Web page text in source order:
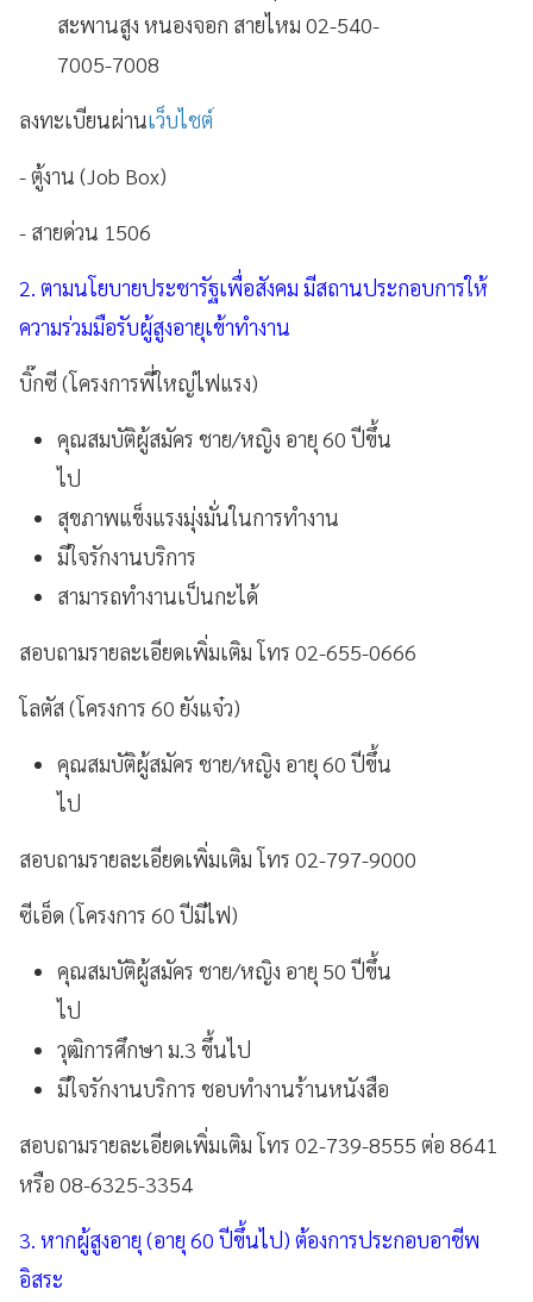
สะพานสูง หนองจอก สายไหม 02-540-
7005-7008
ลงทะเบียนผ่านเว็บไชต์
- ตู้งาน (Job Box)
- สายด่วน 1506
2. ตามนโยบายประชารัฐเพื่อสังคม มีสถานประกอบการให้
ความร่วมมือรับผู้สูงอายุเข้าทำงาน
บิ๊กซี (โครงการพี่ใหญ่ไฟแรง)
คุณสมบัติผู้สมัคร ชาย/หญิง อายุ 60 ปีขึ้น
ไป
สุขภาพแข็งแรงมุ่งมั่นในการทำงาน
มีใจรักงานบริการ
สามารถทำงานเป็นกะได้
สอบถามรายละเอียดเพิ่มเติม โทร 02-655-0666
โลตัส (โครงการ 60 ยังแจ๋ว)
คุณสมบัติผู้สมัคร ชาย/หญิง อายุ 60 ปีขึ้น
ไป
สอบถามรายละเอียดเพิ่มเติม โทร 02-797-9000
ซีเอ็ด (โครงการ 60 ปีมีไฟ)
คุณสมบัติผู้สมัคร ชาย/หญิง อายุ 50 ปีขึ้น
ไป
วุฒิการศึกษา ม.3 ขึ้นไป
มีใจรักงานบริการ ชอบทำงานร้านหนังสือ
สอบถามรายละเอียดเพิ่มเติม โทร 02-739-8555 ต่อ 8641
หรือ 08-6325-3354
3. หากผู้สูงอายุ (อายุ 60 ปีขึ้นไป) ต้องการประกอบอาชีพ
อิสระ